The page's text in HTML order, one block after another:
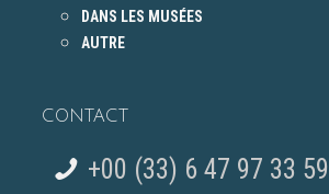
DANS LES MUSÉES
AUTRE
CONTACT
+00 (33) 6 47 97 33 59